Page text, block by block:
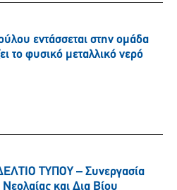
εντάσσεται στην ομάδα
το φυσικό μεταλλικό νερό
ΤΥΠΟΥ – Συνεργασία
και Δια Βίου